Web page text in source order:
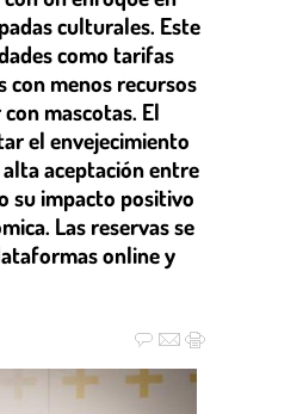
culturales. Este
como tarifas
con menos recursos
mascotas. El
el envejecimiento
aceptación entre
su impacto positivo
Las reservas se
online y